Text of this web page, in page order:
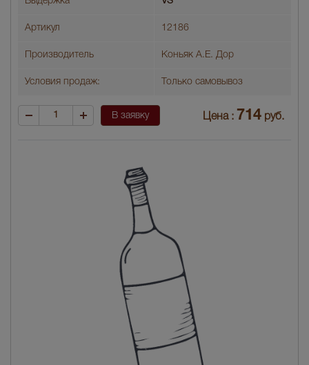
Артикул 12186
Производитель Коньяк А.Е. Дор
Условия продаж: Только самовывоз
В заявку Цена : 714 руб.